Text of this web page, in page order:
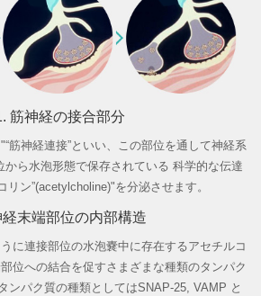
筋神経の接合部分
筋神経連接”といい、この部位を通して神経系
から水泡形態で保存されている 科学的な伝達
リン”(acetylcholine)"を分泌させます。
経末端部位の内部構造
に連接部位の水泡嚢中に存在するアセチルコ
位への結合を促すさまざまな種類のタンパク
タンパク質の種類としてはSNAP-25, VAMP と